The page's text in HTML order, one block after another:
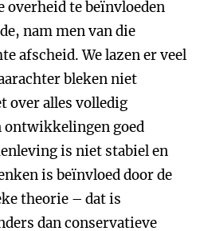
overheid te beïnvloeden
nam men van die
afscheid. We lazen er veel
bleken niet
over alles volledig
goed
is niet stabiel en
is beïnvloed door de
theorie – dat is
dan conservatieve